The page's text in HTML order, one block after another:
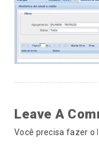
Leave A
Você precisa fazer o